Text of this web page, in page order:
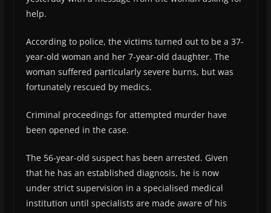
help.
According to police, the victims turned out to be a 37-
year-old woman and her 7-year-old daughter. The
woman suffered particularly severe burns, but was
fortunately rescued by medics.
Criminal proceedings for attempted murder have
been opened in the case.
The 56-year-old suspect has been arrested. Given
that he has an established diagnosis, he is now
under strict supervision in a specialised medical
institution until specialists are made aware of his